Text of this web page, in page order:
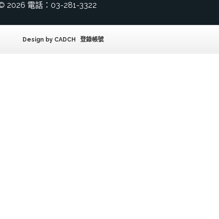
2026 電話：03-281-3322
Design by CADCH 登錄帳號